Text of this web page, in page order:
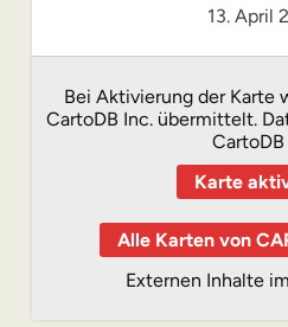
13. April
Bei Aktivierung der Karte
CartoDB Inc. übermittelt.
CartoDB
Karte
Alle Karten von
Externen Inhalte